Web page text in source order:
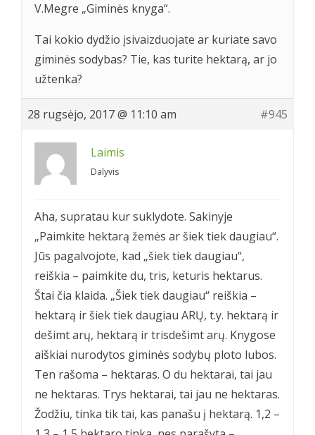
V.Megre „Giminės knyga“.
Tai kokio dydžio įsivaizduojate ar kuriate savo
giminės sodybas? Tie, kas turite hektarą, ar jo
užtenka?
28 rugsėjo, 2017 @ 11:10 am #945
Laimis
Dalyvis
Aha, supratau kur suklydote. Sakinyje
„Paimkite hektarą žemės ar šiek tiek daugiau“.
Jūs pagalvojote, kad „šiek tiek daugiau“,
reiškia – paimkite du, tris, keturis hektarus.
Štai čia klaida. „Šiek tiek daugiau“ reiškia –
hektarą ir šiek tiek daugiau ARŲ, t.y. hektarą ir
dešimt arų, hektarą ir trisdešimt arų. Knygose
aiškiai nurodytos giminės sodybų ploto lubos.
Ten rašoma – hektaras. O du hektarai, tai jau
ne hektaras. Trys hektarai, tai jau ne hektaras.
Žodžiu, tinka tik tai, kas panašu į hektarą. 1,2 –